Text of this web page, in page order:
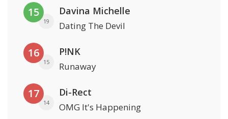
15
19
Davina Michelle
Dating The Devil
16
15
P!NK
Runaway
17
14
Di-Rect
OMG It's Happening